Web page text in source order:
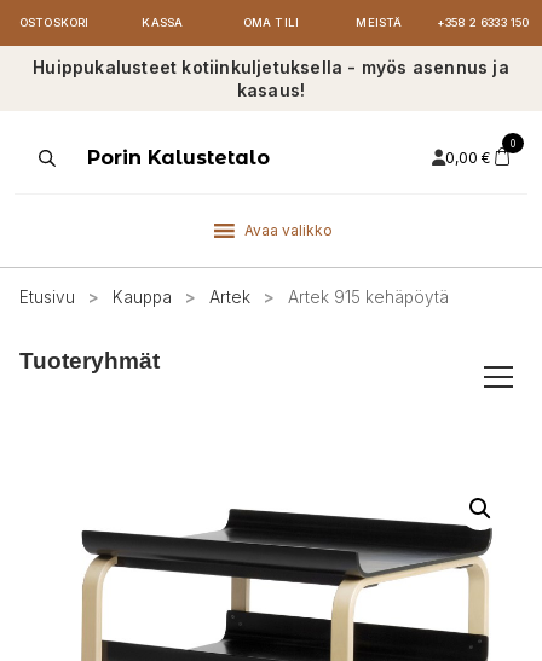
OSTOSKORI KASSA OMA TILI MEISTÄ +358 2 6333 150
Huippukalusteet kotiinkuljetuksella - myös asennus ja
kasaus!
ProductsPorin Kalustetalo 0,00 €
0
Avaa valikko
Etusivu > Kauppa > Artek > Artek 915 kehäpöytä
Tuoteryhmät